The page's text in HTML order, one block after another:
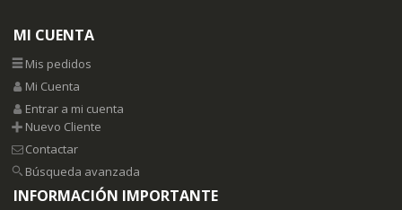
MI CUENTA
Mis pedidos
Mi Cuenta
Entrar a mi cuenta
Nuevo Cliente
Contactar
Búsqueda avanzada
INFORMACIÓN IMPORTANTE